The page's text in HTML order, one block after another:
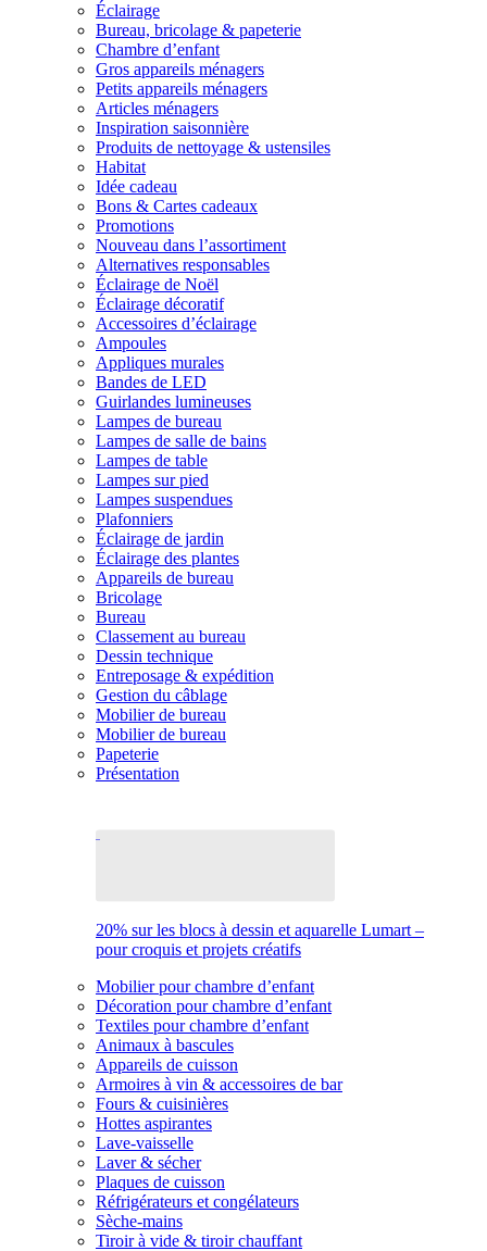
Éclairage
Bureau, bricolage & papeterie
Chambre d’enfant
Gros appareils ménagers
Petits appareils ménagers
Articles ménagers
Inspiration saisonnière
Produits de nettoyage & ustensiles
Habitat
Idée cadeau
Bons & Cartes cadeaux
Promotions
Nouveau dans l’assortiment
Alternatives responsables
Éclairage de Noël
Éclairage décoratif
Accessoires d’éclairage
Ampoules
Appliques murales
Bandes de LED
Guirlandes lumineuses
Lampes de bureau
Lampes de salle de bains
Lampes de table
Lampes sur pied
Lampes suspendues
Plafonniers
Éclairage de jardin
Éclairage des plantes
Appareils de bureau
Bricolage
Bureau
Classement au bureau
Dessin technique
Entreposage & expédition
Gestion du câblage
Mobilier de bureau
Mobilier de bureau
Papeterie
Présentation
20% sur les blocs à dessin et aquarelle Lumart –
pour croquis et projets créatifs
Mobilier pour chambre d’enfant
Décoration pour chambre d’enfant
Textiles pour chambre d’enfant
Animaux à bascules
Appareils de cuisson
Armoires à vin & accessoires de bar
Fours & cuisinières
Hottes aspirantes
Lave-vaisselle
Laver & sécher
Plaques de cuisson
Réfrigérateurs et congélateurs
Sèche-mains
Tiroir à vide & tiroir chauffant